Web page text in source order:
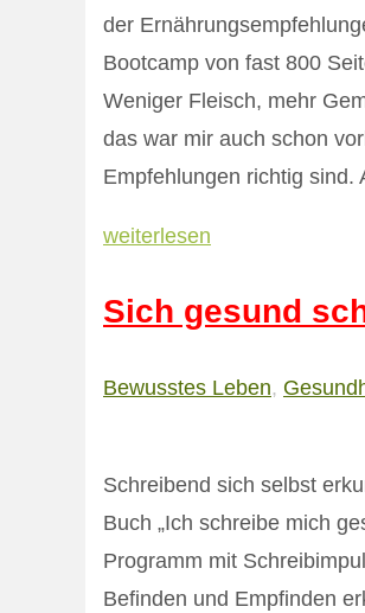
der
Bootcamp von fast 800
Weniger Fleisch, mehr
das war mir auch schon
Empfehlungen richtig
weiterlesen
Sich gesund
Bewusstes Leben,
Schreibend sich selbst
Buch „Ich schreibe mich
Programm mit
Befinden und Empfinden